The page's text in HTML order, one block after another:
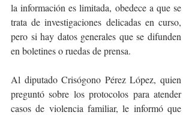
la información es limitada, obedece a que se
trata de investigaciones delicadas en curso,
pero si hay datos generales que se difunden
en boletines o ruedas de prensa.
Al diputado Crisógono Pérez López, quien
preguntó sobre los protocolos para atender
casos de violencia familiar, le informó que